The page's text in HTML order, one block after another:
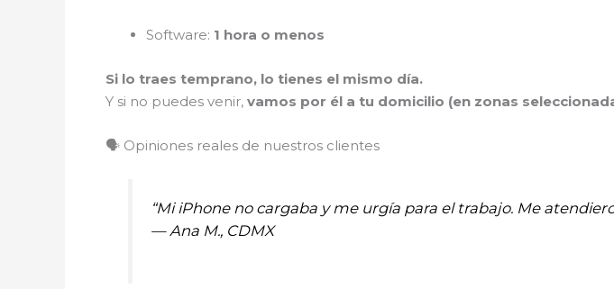
Software: 1 hora o menos
Si lo traes temprano, lo tienes el mismo día.
Y si no puedes venir, vamos por él a tu domicilio (en zonas
🗣️ Opiniones reales de nuestros clientes
“Mi iPhone no cargaba y me urgía para el trabajo. Me
— Ana M., CDMX